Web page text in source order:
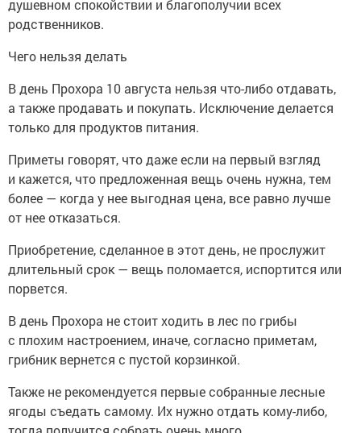
душевном спокойствии и благополучии всех
родственников.
Чего нельзя делать
В день Прохора 10 августа нельзя что-либо отдавать,
а также продавать и покупать. Исключение делается
только для продуктов питания.
Приметы говорят, что даже если на первый взгляд
и кажется, что предложенная вещь очень нужна, тем
более — когда у нее выгодная цена, все равно лучше
от нее отказаться.
Приобретение, сделанное в этот день, не прослужит
длительный срок — вещь поломается, испортится или
порвется.
В день Прохора не стоит ходить в лес по грибы
с плохим настроением, иначе, согласно приметам,
грибник вернется с пустой корзинкой.
Также не рекомендуется первые собранные лесные
ягоды съедать самому. Их нужно отдать кому-либо,